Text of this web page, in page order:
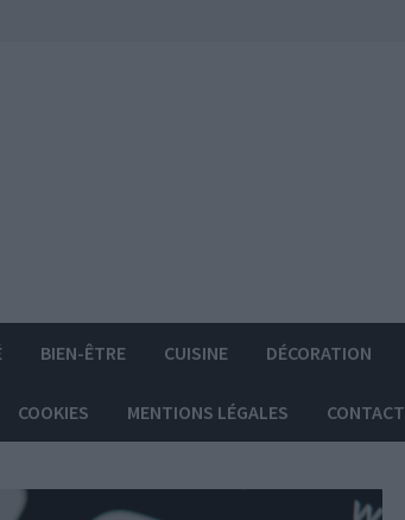
BIEN-ÊTRE CUISINE DÉCORATION
COOKIES MENTIONS LÉGALES CONTACT